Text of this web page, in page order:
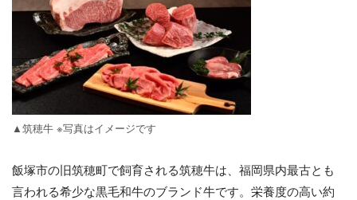
▲筑穂牛 ※写真はイメージです
飯塚市の旧筑穂町で飼育される筑穂牛は、福岡県内最古とも
言われる希少な黒毛和牛のブランド牛です。栄養度の高い約